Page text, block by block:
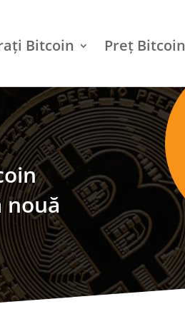
Bitcoin Preț Bitcoin
nouă